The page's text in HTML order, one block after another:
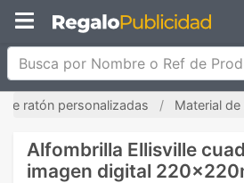
Busca por Nombre o Ref de
ratón personalizadas Material
Alfombrilla Ellisville
imagen digital